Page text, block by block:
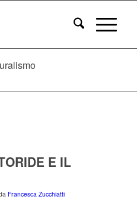
E IL
Francesca Zucchiatti